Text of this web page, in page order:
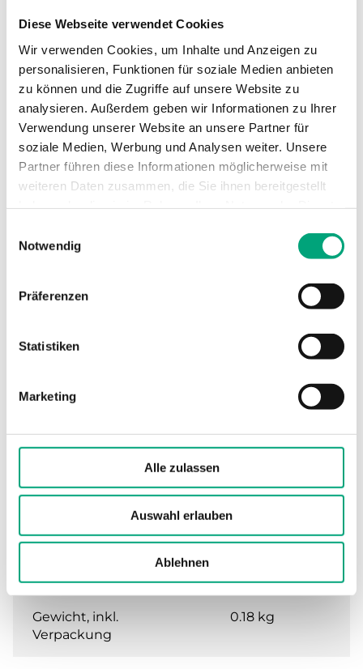
Diese Webseite verwendet Cookies
Wir verwenden Cookies, um Inhalte und Anzeigen zu
personalisieren, Funktionen für soziale Medien anbieten
zu können und die Zugriffe auf unsere Website zu
analysieren. Außerdem geben wir Informationen zu Ihrer
Verwendung unserer Website an unsere Partner für
soziale Medien, Werbung und Analysen weiter. Unsere
Partner führen diese Informationen möglicherweise mit
weiteren Daten zusammen, die Sie ihnen bereitgestellt
Notwendig
Präferenzen
Statistiken
Marketing
Alle zulassen
Auswahl erlauben
Ablehnen
Ausgänge 0...10 V Nein
Technische Daten für Regio
RCF(M)-230(C)D – Fan-Coil-Regler mit 2-
Punkt-Ausgängen
(207...253 V AC
50/60Hz / ), 3.0
Raum
Abmessungen, außen
Gewicht, inkl.
Verpackung
0.18 kg